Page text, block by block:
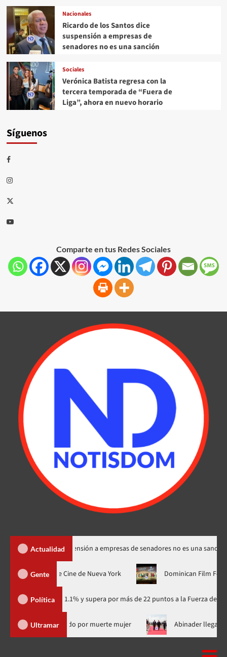
Nacionales
Ricardo de los Santos dice
suspensión a empresas de
senadores no es una sanción
Sociales
Verónica Batista regresa con la
tercera temporada de “Fuera de
Liga”, ahora en nuevo horario
Síguenos
Comparte en tus Redes Sociales
Actualidad
dice suspensión a empresas de senadores no es una sanción
Gente
mundial en el Festival de Cine de Nueva York
Política
con 41.1% y supera por más de 22 puntos a la Fuerza del Pueblo
Ultramar
de RD supuesto médico investigado por muerte mujer